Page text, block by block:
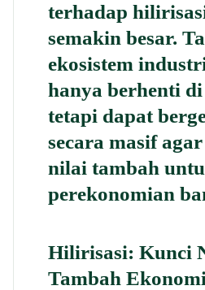
terhadap
semakin besar.
ekosistem
hanya berhenti
tetapi dapat
secara masif
nilai tambah
perekonomian
Hilirisasi: Kunci
Tambah Ekonomi